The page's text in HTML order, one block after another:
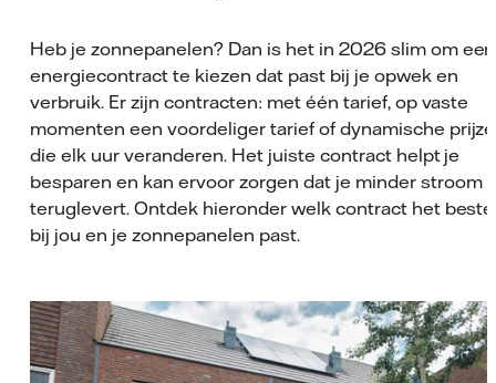
Heb je zonnepanelen? Dan is het in 2026 slim om een
energiecontract te kiezen dat past bij je opwek en
verbruik. Er zijn contracten: met één tarief, op vaste
momenten een voordeliger tarief of dynamische
die elk uur veranderen. Het juiste contract helpt je
besparen en kan ervoor zorgen dat je minder stroom
teruglevert. Ontdek hieronder welk contract het beste
bij jou en je zonnepanelen past.